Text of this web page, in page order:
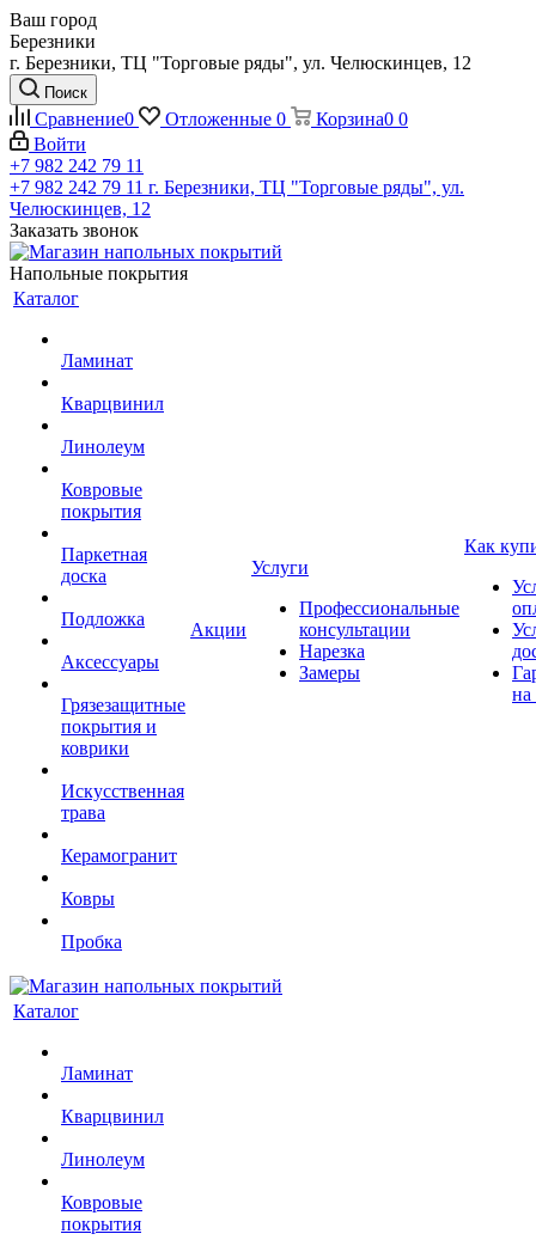
Ваш город
Березники
г. Березники, ТЦ "Торговые ряды", ул. Челюскинцев, 12
Поиск
Сравнение0 Отложенные 0 Корзина0 0
Войти
+7 982 242 79 11
+7 982 242 79 11 г. Березники, ТЦ "Торговые ряды", ул.
Челюскинцев, 12
Заказать звонок
Напольные покрытия
Каталог
Ламинат
Кварцвинил
Линолеум
Ковровые
покрытия
Паркетная
доска
Подложка
Аксессуары
Грязезащитные
покрытия и
коврики
Искусственная
трава
Керамогранит
Ковры
Пробка
Акции
Услуги
Профессиональные
консультации
Нарезка
Замеры
Как
на
Каталог
Ламинат
Кварцвинил
Линолеум
Ковровые
покрытия